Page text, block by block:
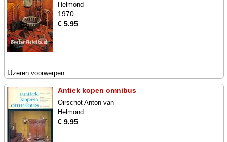
Helmond
1970
€ 5.95
IJzeren voorwerpen
Antiek kopen omnibus
Oirschot Anton van
Helmond
€ 9.95